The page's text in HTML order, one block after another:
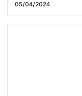
05/04/2024